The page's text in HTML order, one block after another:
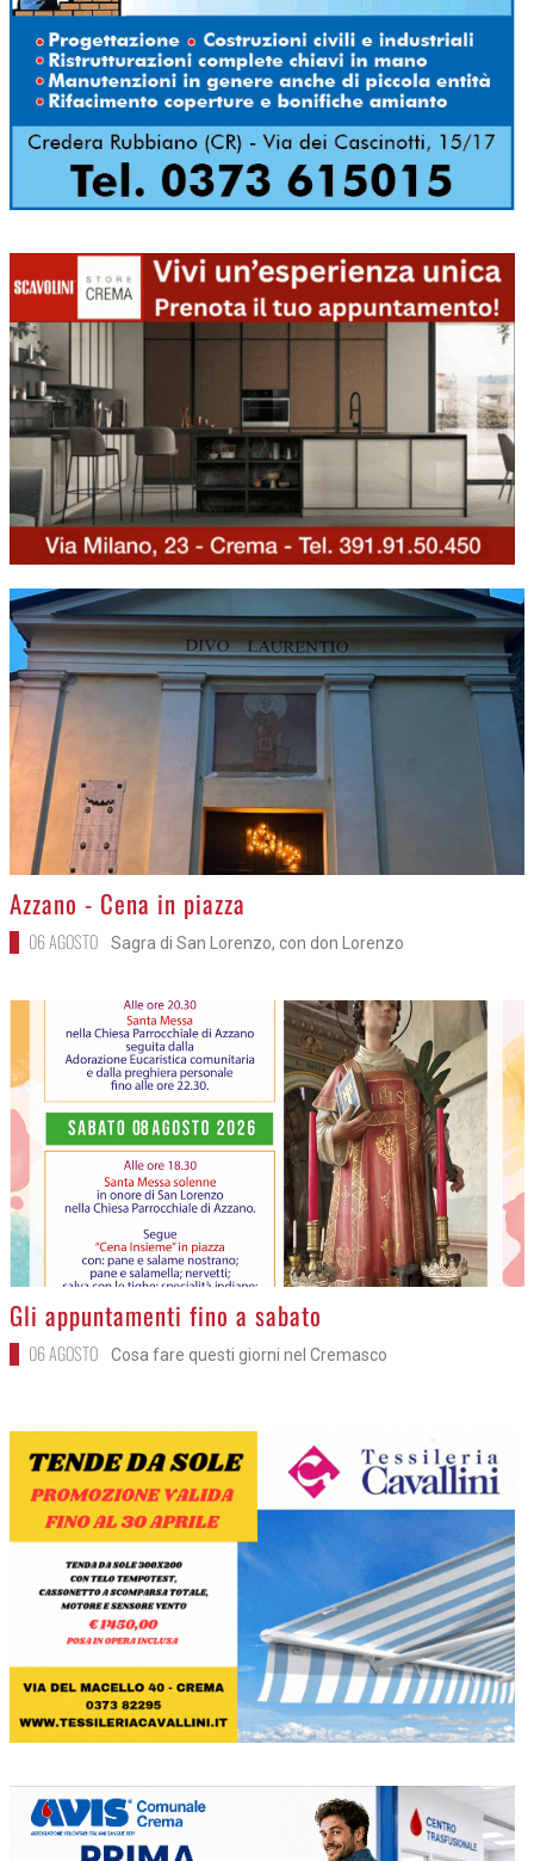
>
Azzano - Cena in piazza
06 AGOSTO Sagra di San Lorenzo, con don Lorenzo
>
Gli appuntamenti fino a sabato
06 AGOSTO Cosa fare questi giorni nel Cremasco